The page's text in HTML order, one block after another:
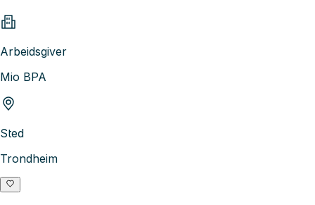
Arbeidsgiver
Mio BPA
Sted
Trondheim